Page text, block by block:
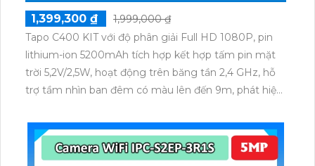
1,399,300 ₫
1,999,000 ₫
Tapo C400 KIT với độ phân giải Full HD 1080P, pin
lithium-ion 5200mAh tích hợp kết hợp tấm pin mặt
trời 5,2V/2,5W, hoạt động trên băng tần 2,4 GHz, hỗ
trợ tầm nhìn ban đêm có màu lên đến 9m, phát hiện
dữ liệu qua thẻ microSD lên đến 512GB.